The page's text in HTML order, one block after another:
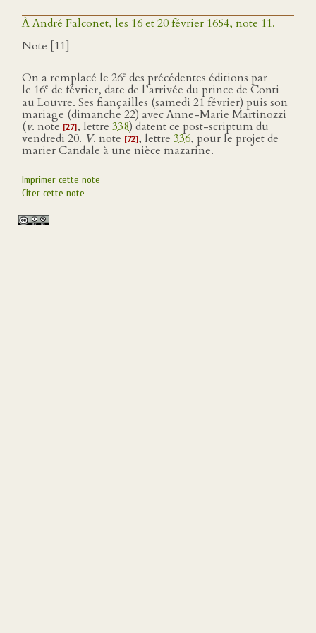
À André Falconet, les 16 et 20 février 1654, note 11.
Note [11]
On a remplacé le 26e des précédentes éditions par
le 16e de février, date de l’arrivée du prince de Conti
au Louvre. Ses fiançailles (samedi 21 février) puis son
mariage (dimanche 22) avec Anne-Marie Martinozzi
(v. note [27], lettre 338) datent ce post-scriptum du
vendredi 20. V. note [72], lettre 336, pour le projet de
marier Candale à une nièce mazarine.
Imprimer cette note
Citer cette note